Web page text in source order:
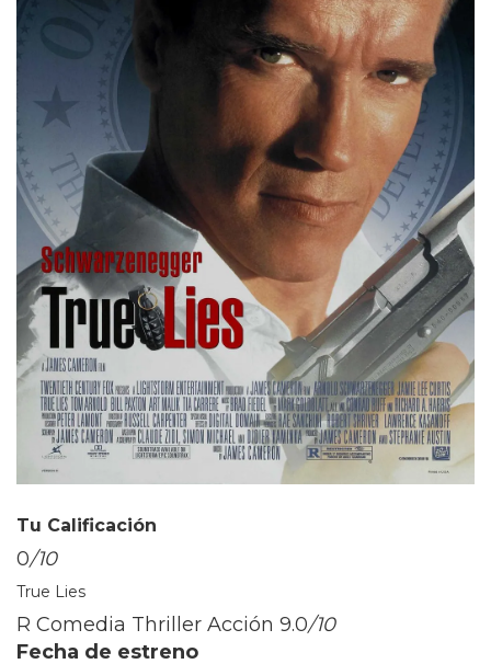
Tu Calificación
0/10
True Lies
R Comedia Thriller Acción 9.0/10
Fecha de estreno